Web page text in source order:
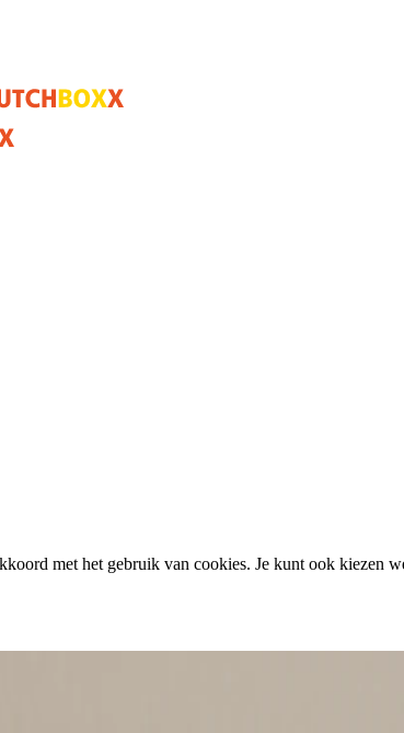
met het gebruik van cookies. Je kunt ook kiezen